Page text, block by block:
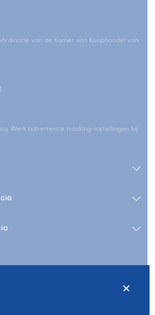
van de Kamer van Koophandel van
Werk advertentie tracking-instellingen bij
Rights Reserved - Visit Brescia